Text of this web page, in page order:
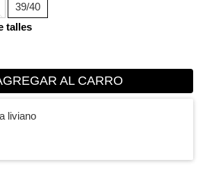
39/40
talles
AL CARRO
liviano